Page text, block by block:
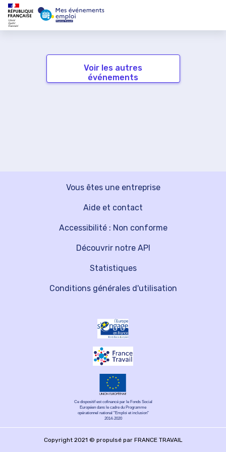
Voir les autres
événements
Vous êtes une entreprise
Découvrir notre API
Aide et contact
Statistiques
Accessibilité : Non conforme
Conditions générales d'utilisation
Ce dispositif est cofinancé par le Fonds Social
Européen dans le cadre du Programme
opérationnel national "Emploi et inclusion"
2014-2020
Copyright 2021 © propulsé par FRANCE TRAVAIL